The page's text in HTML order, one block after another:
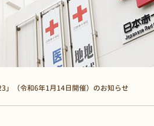
」（令和6年1月14日開催）のお知らせ